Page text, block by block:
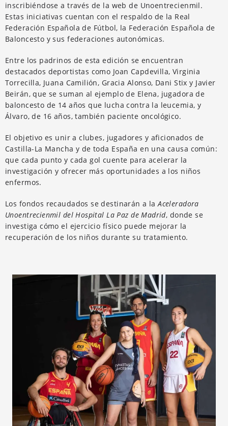
inscribiéndose a través de la web de Unoentrecienmil.
Estas iniciativas cuentan con el respaldo de la Real
Federación Española de Fútbol, la Federación Española de
Baloncesto y sus federaciones autonómicas.
Entre los padrinos de esta edición se encuentran
destacados deportistas como Joan Capdevilla, Virginia
Torrecilla, Juana Camilión, Gracia Alonso, Dani Stix y Javier
Beirán, que se suman al ejemplo de Elena, jugadora de
baloncesto de 14 años que lucha contra la leucemia, y
Álvaro, de 16 años, también paciente oncológico.
El objetivo es unir a clubes, jugadores y aficionados de
Castilla-La Mancha y de toda España en una causa común:
que cada punto y cada gol cuente para acelerar la
investigación y ofrecer más oportunidades a los niños
enfermos.
Los fondos recaudados se destinarán a laAceleradora
Unoentrecienmil del Hospital La Paz de Madrid, donde se
investiga cómo el ejercicio físico puede mejorar la
recuperación de los niños durante su tratamiento.